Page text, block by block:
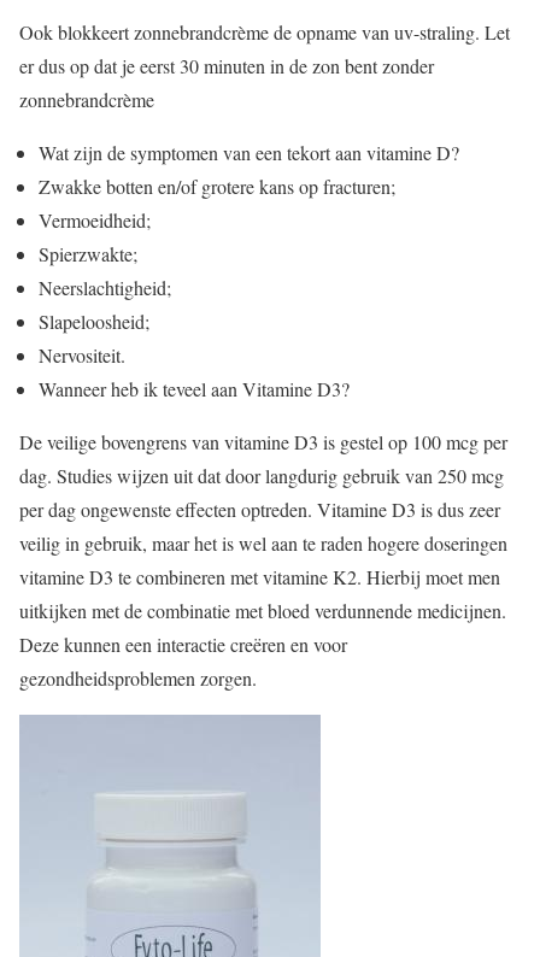
Ook blokkeert zonnebrandcrème de opname van uv-straling. Let
er dus op dat je eerst 30 minuten in de zon bent zonder
zonnebrandcrème
Wat zijn de symptomen van een tekort aan vitamine D?
Zwakke botten en/of grotere kans op fracturen;
Vermoeidheid;
Spierzwakte;
Neerslachtigheid;
Slapeloosheid;
Nervositeit.
Wanneer heb ik teveel aan Vitamine D3?
De veilige bovengrens van vitamine D3 is gestel op 100 mcg per
dag. Studies wijzen uit dat door langdurig gebruik van 250 mcg
per dag ongewenste effecten optreden. Vitamine D3 is dus zeer
veilig in gebruik, maar het is wel aan te raden hogere doseringen
vitamine D3 te combineren met vitamine K2. Hierbij moet men
uitkijken met de combinatie met bloed verdunnende medicijnen.
Deze kunnen een interactie creëren en voor
gezondheidsproblemen zorgen.